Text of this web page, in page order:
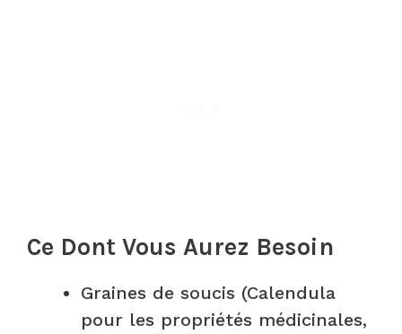
Ce Dont Vous Aurez Besoin
Graines de soucis (Calendula
pour les propriétés médicinales,